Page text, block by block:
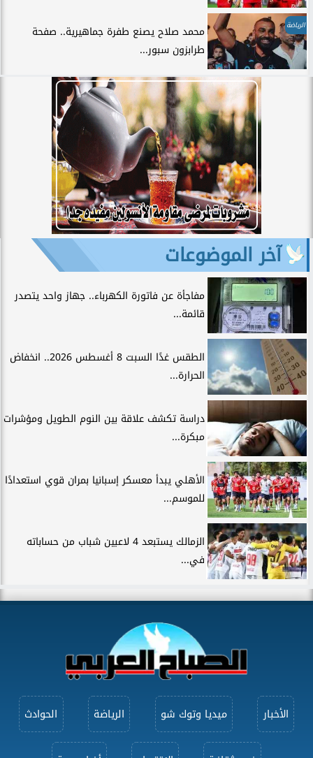
الرياضة
محمد صلاح يصنع طفرة جماهيرية.. صفحة
طرابزون سبور...
آخر الموضوعات
مفاجأة عن فاتورة الكهرباء.. جهاز واحد يتصدر
قائمة...
الطقس غدًا السبت 8 أغسطس 2026.. انخفاض
الحرارة...
دراسة تكشف علاقة بين النوم الطويل ومؤشرات
مبكرة...
الأهلي يبدأ معسكر إسبانيا بمران قوي استعدادًا
للموسم...
الزمالك يستبعد 4 لاعبين شباب من حساباته
في...
الأخبار ميديا وتوك شو الرياضة الحوادث